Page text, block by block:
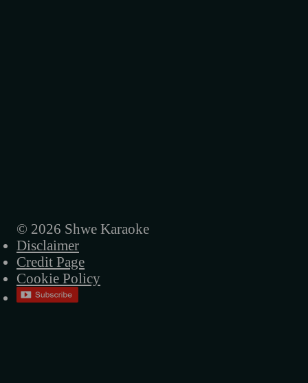
© 2026 Shwe Karaoke
Disclaimer
Credit Page
Cookie Policy